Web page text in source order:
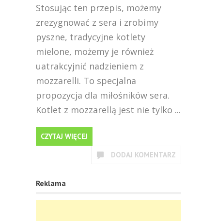
Stosując ten przepis, możemy
zrezygnować z sera i zrobimy
pyszne, tradycyjne kotlety
mielone, możemy je również
uatrakcyjnić nadzieniem z
mozzarelli. To specjalna
propozycja dla miłośników sera.
Kotlet z mozzarellą jest nie tylko ...
CZYTAJ WIĘCEJ
DODAJ KOMENTARZ
Reklama